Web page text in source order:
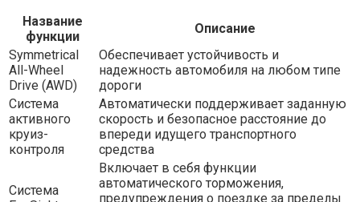
Название
функции
Описание
Symmetrical
All-Wheel
Drive (AWD)
Обеспечивает устойчивость и
надежность автомобиля на любом типе
дороги
Система
активного
круиз-
контроля
Автоматически поддерживает заданную
скорость и безопасное расстояние до
впереди идущего транспортного
средства
Система
Включает в себя функции
автоматического торможения,
предупреждения о поездке за пределы